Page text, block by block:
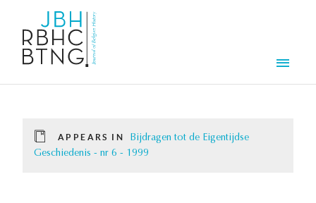
APPEARS IN
Bijdragen tot de Eigentijdse
Geschiedenis - nr 6 - 1999